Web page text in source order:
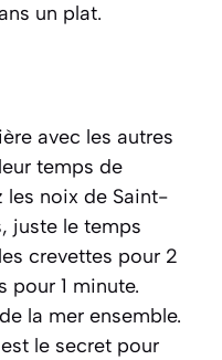
un plat.
avec les autres
temps de
les noix de Saint-
juste le temps
crevettes pour 2
pour 1 minute.
la mer ensemble.
le secret pour